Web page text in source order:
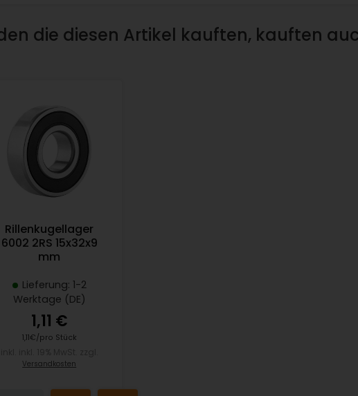
die diesen Artikel kauften, kauften
Rillenkugellager
6002 2RS 15x32x9
mm
Lieferung: 1-2
Werktage (DE)
1,11 €
1,11€/pro Stück
Versandkosten